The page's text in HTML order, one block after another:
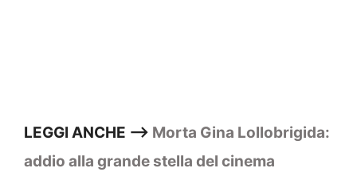
LEGGI ANCHE –> Morta Gina Lollobrigida:
addio alla grande stella del cinema